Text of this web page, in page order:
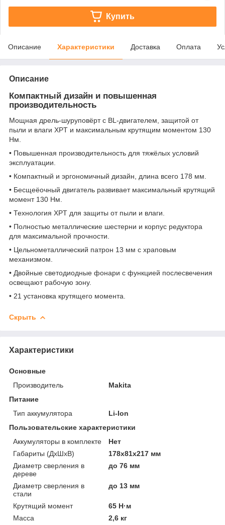
Купить
Описание Характеристики Доставка Оплата
Описание
Компактный дизайн и повышенная
производительность
Мощная дрель-шуруповёрт с BL-двигателем, защитой от
пыли и влаги XPT и максимальным крутящим моментом 130
Нм.
• Повышенная производительность для тяжёлых условий
эксплуатации.
• Компактный и эргономичный дизайн, длина всего 178 мм.
• Бесщеёочный двигатель развивает максимальный крутящий
момент 130 Нм.
• Технология XPT для защиты от пыли и влаги.
• Полностью металлические шестерни и корпус редуктора
для максимальной прочности.
• Цельнометаллический патрон 13 мм с храповым
механизмом.
• Двойные светодиодные фонари с функцией послесвечения
освещают рабочую зону.
• 21 установка крутящего момента.
Скрыть
Характеристики
Основные
Производитель
Makita
Питание
Тип аккумулятора
Li-Ion
Пользовательские характеристики
Аккумуляторы в комплекте
Нет
Габариты (ДхШхВ)
178х81х217 мм
Диаметр сверления в
дереве
до 76 мм
Диаметр сверления в
стали
до 13 мм
Крутящий момент
65 Н·м
Масса
2,6 кг